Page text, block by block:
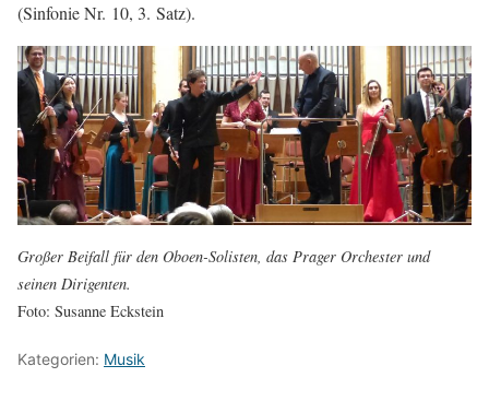
(Sinfonie Nr. 10, 3. Satz).
Großer Beifall für den Oboen-Solisten, das Prager Orchester und
seinen Dirigenten.
Foto: Susanne Eckstein
Kategorien: Musik